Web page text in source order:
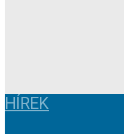
HÍREK